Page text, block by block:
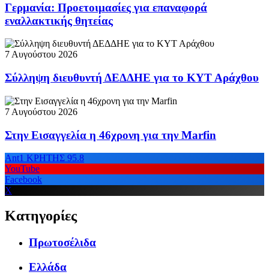
Γερμανία: Προετοιμασίες για επαναφορά
εναλλακτικής θητείας
7 Αυγούστου 2026
Σύλληψη διευθυντή ΔΕΔΔΗΕ για το ΚΥΤ Αράχθου
7 Αυγούστου 2026
Στην Εισαγγελία η 46χρονη για την Marfin
Ant1 ΚΡΗΤΗΣ 95.8
YouTube
Facebook
X
Κατηγορίες
Πρωτοσέλιδα
Ελλάδα